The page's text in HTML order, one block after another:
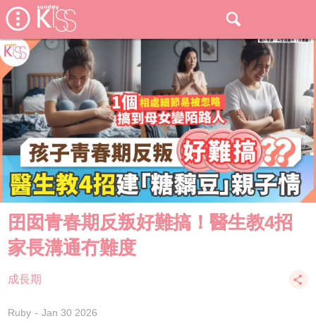
囝囡青春期反叛好難搞！醫生教4招
家長溝通冇難度
成長期
Ruby Jan 30 2026